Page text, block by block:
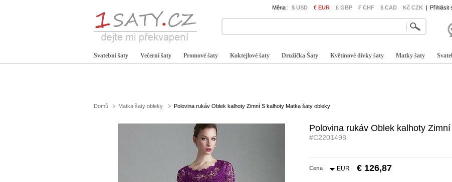
Měna : $ USD € EUR £ GBP ₣ CHF $ CAD Kč CZK | Přihlásit
Svatební šaty Večerní šaty Promové šaty Koktejlové šaty Družička Šaty Květinové dívky šaty Matky šaty
Domů Matka šaty obleky Polovina rukáv Oblek kalhoty Zimní S kalhoty Matka šaty obleky
Polovina rukáv Oblek kalhoty
#C2201498
Cena EUR € 126,87